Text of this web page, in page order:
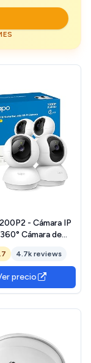
- Cámara IP
Cámara de
FHD
Nocturna,
en Tiempo
Admite Tarjeta
de
4.7k reviews
precio